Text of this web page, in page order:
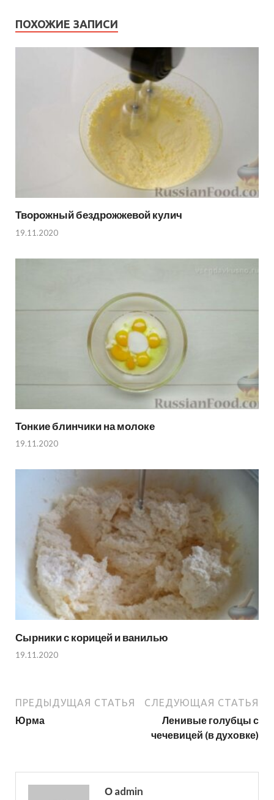
ПОХОЖИЕ ЗАПИСИ
Творожный бездрожжевой кулич
19.11.2020
Тонкие блинчики на молоке
19.11.2020
Сырники с корицей и ванилью
19.11.2020
ПРЕДЫДУЩАЯ СТАТЬЯ
Юрма
СЛЕДУЮЩАЯ СТАТЬЯ
Ленивые голубцы с
чечевицей (в духовке)
О admin